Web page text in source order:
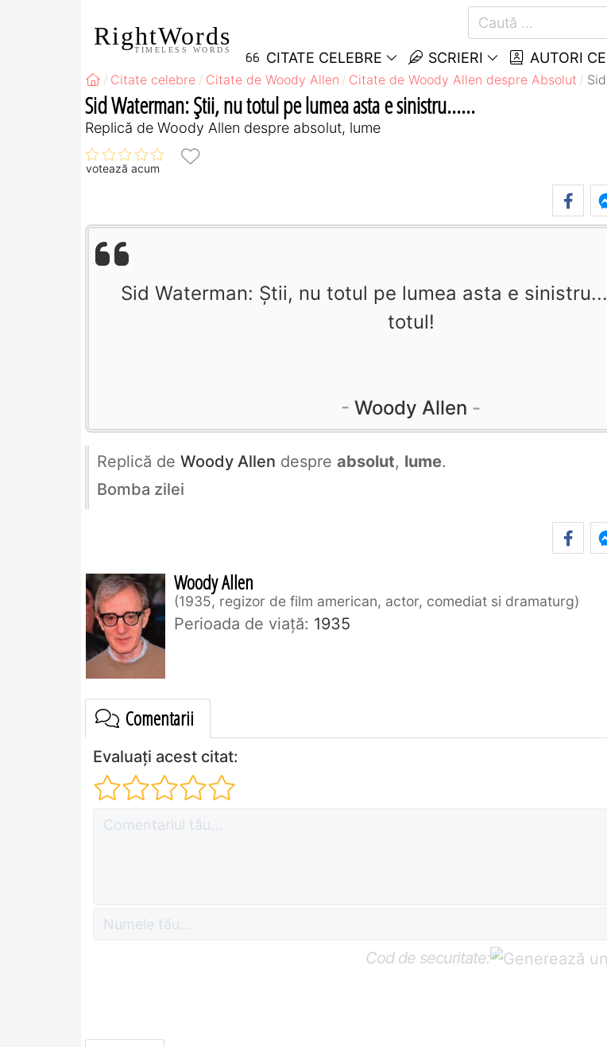
RightWords
TIMELESS WORDS CITATE CELEBRE SCRIERI AUTORI
Citate celebre Citate de Woody Allen Citate de Woody Allen despre Absolut
Sid Waterman: Ştii, nu totul pe lumea asta e sinistru......
Replică de Woody Allen despre absolut, lume
votează acum
Sid Waterman: Ştii, nu totul pe lumea asta e
totul!
Woody Allen
Replică de Woody Allen despre absolut, lume.
Bomba zilei
Woody Allen
1935, regizor de film american, actor, comediat si dramaturg
Perioada de viaţă: 1935
Comentarii
Evaluați acest citat:
Cod de securitate: